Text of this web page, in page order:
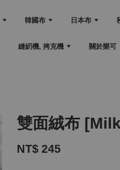
韓國布 日本布
縫紉機, 拷克機 關於樂可
雙面絨布
NT$ 245